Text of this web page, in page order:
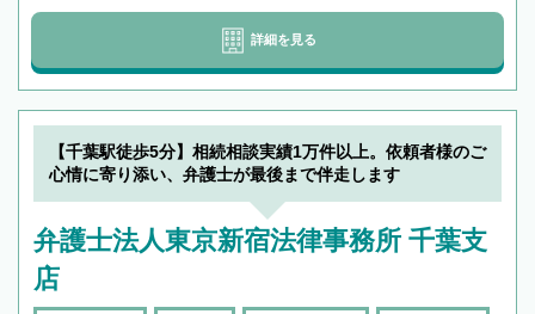
詳細を見る
【千葉駅徒歩5分】相続相談実績1万件以上。依頼者様のご
心情に寄り添い、弁護士が最後まで伴走します
弁護士法人東京新宿法律事務所 千葉支
店